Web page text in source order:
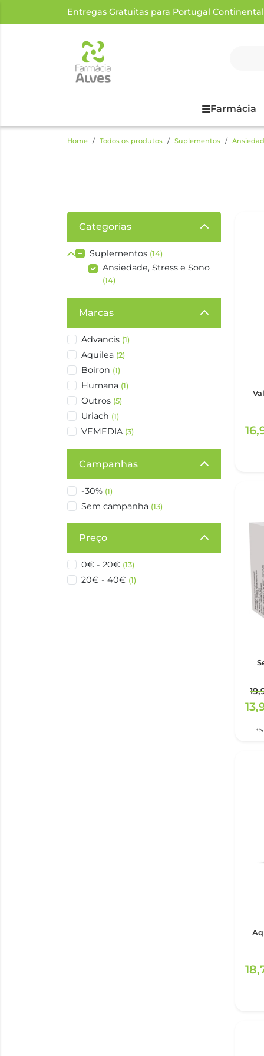
Entregas Gratuitas para Portugal
Farmácia
Home Todos os produtos Suplementos
Categorias
Suplementos (14)
Ansiedade, Stress e Sono
(14)
Marcas
Advancis (1)
Aquilea (2)
Boiron (1)
Humana (1)
Outros (5)
Uriach (1)
VEMEDIA (3)
Campanhas
-30% (1)
Sem campanha (13)
Preço
0€ - 20€ (13)
20€ - 40€ (1)